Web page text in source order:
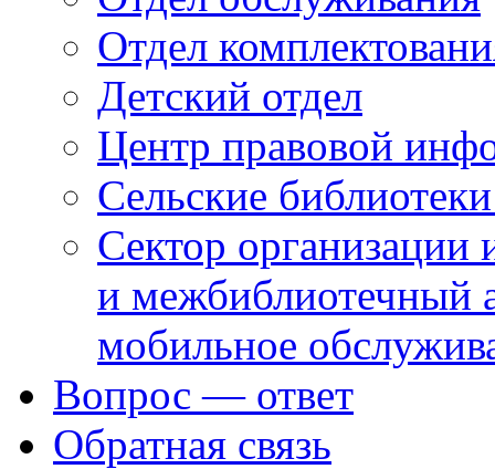
Отдел
Детский отдел
Центр правовой
Сельские
Сектор организации
и межбиблиотечный
мобильное
Вопрос — ответ
Обратная связь